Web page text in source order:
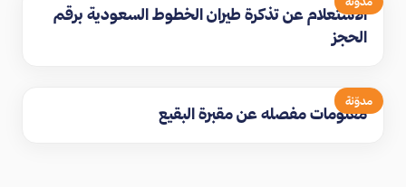
الاستعلام عن تذكرة طيران الخطوط السعودية برقم
الحجز
مدوّنة
معلومات مفصله عن مقبرة البقيع